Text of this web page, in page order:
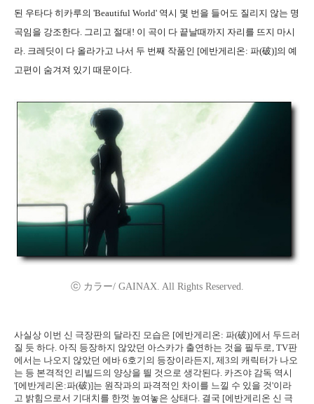
된 우타다 히카루의 'Beautiful World' 역시 몇 번을 들어도 질리지 않는 명
곡임을 강조한다. 그리고 절대! 이 곡이 다 끝날때까지 자리를 뜨지 마시
라. 크레딧이 다 올라가고 나서 두 번째 작품인 [에반게리온: 파(破)]의 예
고편이 숨겨져 있기 때문이다.
ⓒ カラー/ GAINAX. All Rights Reserved.
사실상 이번 신 극장판의 달라진 모습은 [에반게리온: 파(破)]에서 두드러
질 듯 하다. 아직 등장하지 않았던 아스카가 출연하는 것을 필두로, TV판
에서는 나오지 않았던 에바 6호기의 등장이라든지, 제3의 캐릭터가 나오
는 등 본격적인 리빌드의 양상을 띌 것으로 생각된다. 카즈야 감독 역시
'[에반게리온:파(破)]는 원작과의 파격적인 차이를 느낄 수 있을 것'이라
고 밝힘으로서 기대치를 한껏 높여놓은 상태다. 결국 [에반게리온 신 극